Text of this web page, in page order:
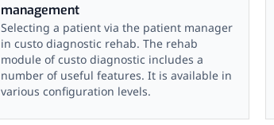
management
Selecting a patient via the patient manager
in custo diagnostic rehab. The rehab
module of custo diagnostic includes a
number of useful features. It is available in
various configuration levels.